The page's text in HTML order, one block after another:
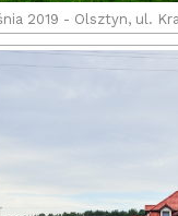
2019 - Olsztyn, ul.